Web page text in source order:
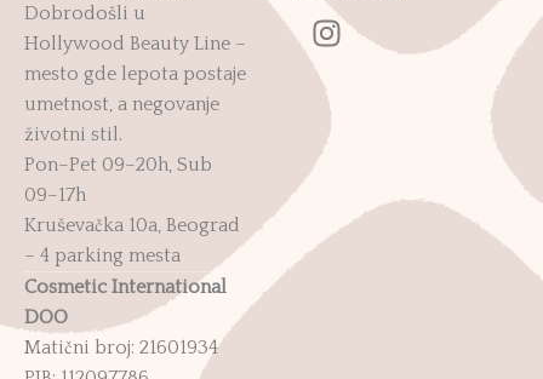
Dobrodošli u
Hollywood Beauty Line –
mesto gde lepota postaje
umetnost, a negovanje
životni stil.
Pon–Pet 09–20h, Sub
09–17h
Kruševačka 10a, Beograd
– 4 parking mesta
Cosmetic International
DOO
Matični broj: 21601934